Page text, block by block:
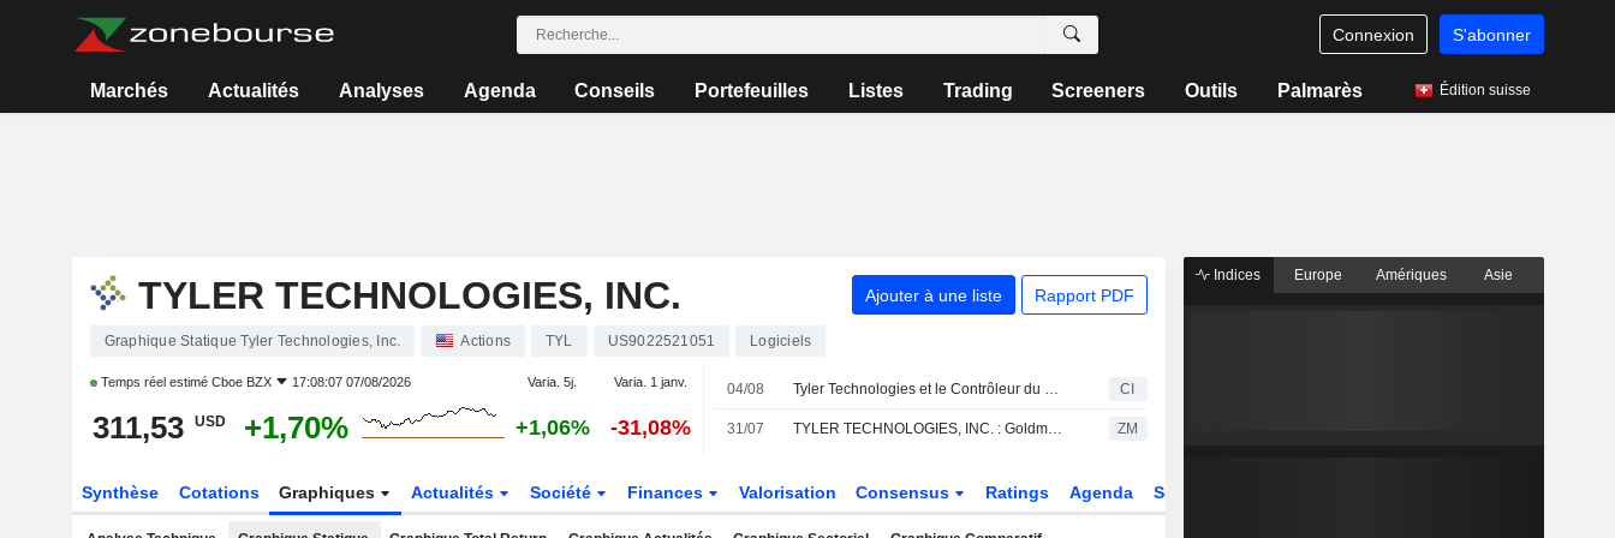
Connexion S'abonner
Marchés Actualités Analyses Agenda Conseils Portefeuilles Listes Trading Screeners Outils Palmarès Édition suisse
TYLER TECHNOLOGIES, INC. Ajouter à une liste Rapport PDF
Graphique Statique Tyler Technologies, Inc. Actions TYL US9022521051 Logiciels
Temps réel estimé Cboe BZX 17:08:07 07/08/2026 Varia. 5j. Varia. 1 janv.
311,53 USD +1,70% +1,06% -31,08%
04/08 Tyler Technologies et le Contrôleur du Trésor du Tennessee accélèrent leur transformation vers le cloud avec la plateforme Enterprise Assessment & Tax CI
31/07 TYLER TECHNOLOGIES, INC. : Goldman Sachs réitère son opinion positive sur le titre ZM
Synthèse Cotations Graphiques Actualités Société Finances Valorisation Consensus Ratings Agenda Secteur
Indices Europe Amériques Asie